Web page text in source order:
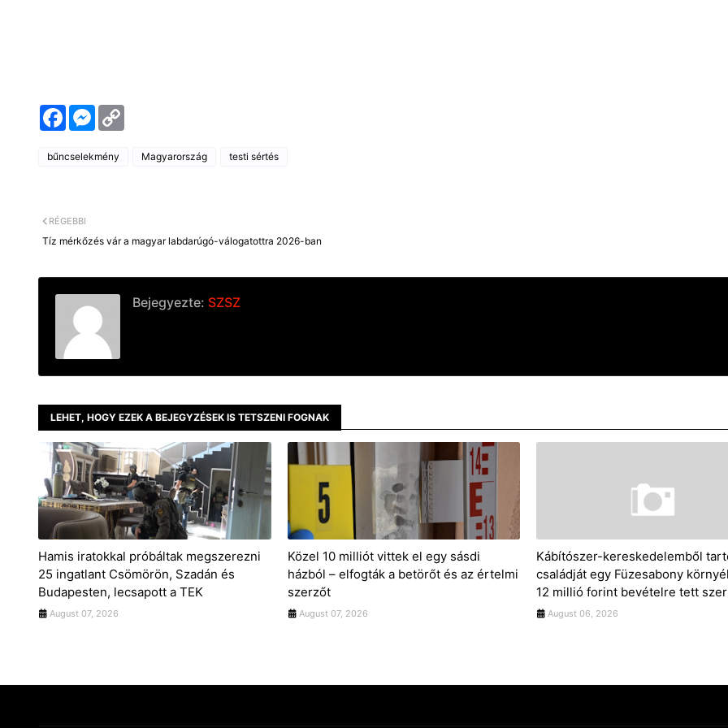
F
a
b
M
e
e
bűncselekmény Magyarország testi sértés
RÉGEBBI
Tíz mérkőzés vár a magyar labdarúgó-válogatottra 2026-ban
Bejegyezte: SZSZ
LEHET, HOGY EZEK A BEJEGYZÉSEK IS TETSZENI FOGNAK
Hamis iratokkal próbáltak megszerezni
25 ingatlant Csömörön, Szadán és
Budapesten, lecsapott a TEK
August 07, 2026
Közel 10 milliót vittek el egy sásdi
házból – elfogták a betörőt és az értelmi
szerzőt
August 07, 2026
Kábítószer-kereskedelemből
családját egy Füzesabony
12 millió forint bevételre tett
August 06, 2026